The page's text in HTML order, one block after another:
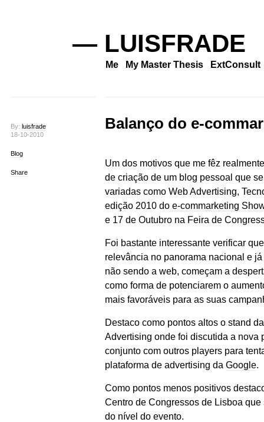
— LUISFRADE
Me My Master Thesis ExtConsult
By: luisfrade
18-10-2010
Blog
Share
Balanço do e-
Um dos motivos que me fêz
de criação de um blog pessoal que
variadas como Web Advertising,
edição 2010 doe-commarketing
e 17 de Outubro na Feira de
Foi bastante interessante verificar
relevância no panorama nacional e
não sendo a web, começam a
como forma de potenciarem o
mais favoráveis para as suas
Destaco como pontos altos o stand
Advertising onde foi discutida a
conjunto com outros players para
plataforma de advertising da Google.
Como pontos menos positivos
Centro de Congressos de Lisboa
do nível do evento.